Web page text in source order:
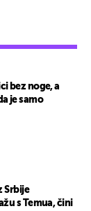
bez noge, a
je samo
Srbije
s Temua, čini